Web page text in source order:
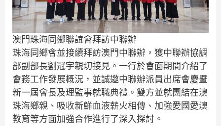
澳門珠海同鄉聯誼會拜訪中聯辦
珠海同鄉會並接續拜訪澳門中聯辦，獲中聯辦協調
部副部長劉冠宇親切接見。一行於會面期間介紹了
會務工作發展概況，並誠邀中聯辦派員出席會慶暨
新一屆會長及理監事就職典禮。雙方並就團結在澳
珠海鄉親、吸收新鮮血液薪火相傳、加強愛國愛澳
教育等方面加強合作進行了深入探討。